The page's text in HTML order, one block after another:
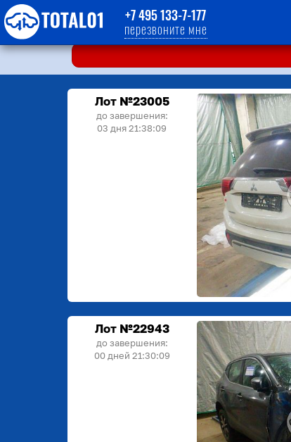
+7 495 133-7-177
перезвоните мне
Лот №23005
до завершения:
03 дня 21:38:09
Лот №22943
до завершения:
00 дней 21:30:09